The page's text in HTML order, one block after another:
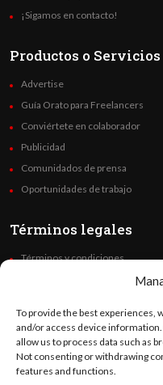
To provide the best experiences,
and/or access device
allow us to process data such as
Not consenting or withdrawing
features and functions.
¡Sigamos en contacto!
Productos o Servicios
Advertise
Guía Orato para Freelancers
Conviértete en colaborador
Publicidad
Comunidados de prensa
Oportunidades de trabajo
Términos legales
Términos y condiciones
Code of Ethics